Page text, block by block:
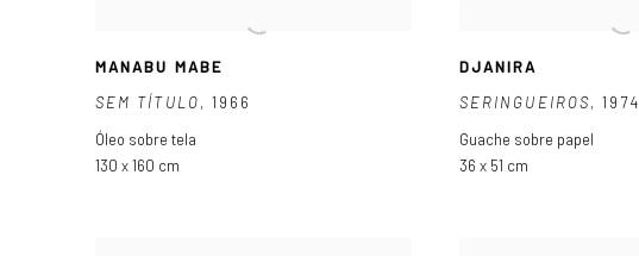
MANABU MABE
SEM TÍTULO, 1966
Óleo sobre tela
130 x 160 cm
DJANIRA
SERINGUEIROS,1974
Guache sobre papel
36 x 51 cm